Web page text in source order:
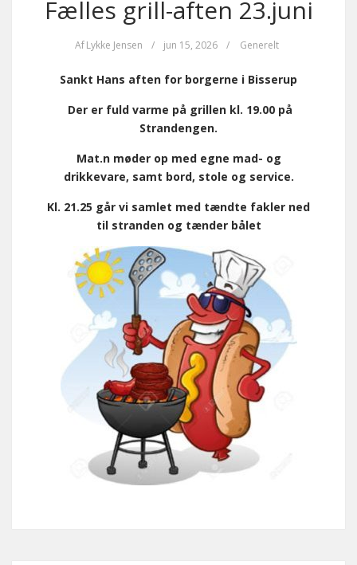
Fælles grill-aften 23.juni
Af Lykke Jensen / jun 15, 2026 / Generelt
Sankt Hans aften for borgerne i Bisserup
Der er fuld varme på grillen kl. 19.00 på
Strandengen.
Mat.n møder op med egne mad- og
drikkevare, samt bord, stole og service.
Kl. 21.25 går vi samlet med tændte fakler ned
til stranden og tænder bålet